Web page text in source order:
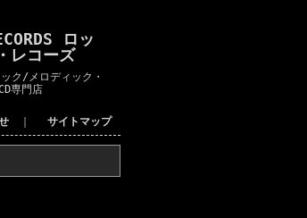
ロッ
レコーズ
ク/メロディック・
専門店
サイトマップ